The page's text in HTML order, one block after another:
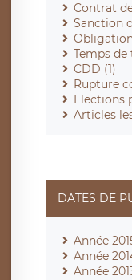
Contrat
Sanction
Temps de
CDD (1)
Rupture
Elections
Articles
DATES DE
Année
Année
Année